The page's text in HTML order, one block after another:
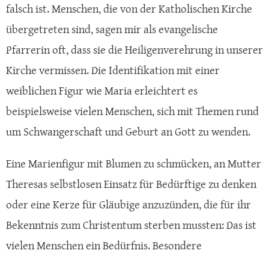
falsch ist. Menschen, die von der Katholischen Kirche
übergetreten sind, sagen mir als evangelische
Pfarrerin oft, dass sie die Heiligenverehrung in unserer
Kirche vermissen. Die Identifikation mit einer
weiblichen Figur wie Maria erleichtert es
beispielsweise vielen Menschen, sich mit Themen rund
um Schwangerschaft und Geburt an Gott zu wenden.
Eine Marienfigur mit Blumen zu schmücken, an Mutter
Theresas selbstlosen Einsatz für Bedürftige zu denken
oder eine Kerze für Gläubige anzuzünden, die für ihr
Bekenntnis zum Christentum sterben mussten: Das ist
vielen Menschen ein Bedürfnis. Besondere